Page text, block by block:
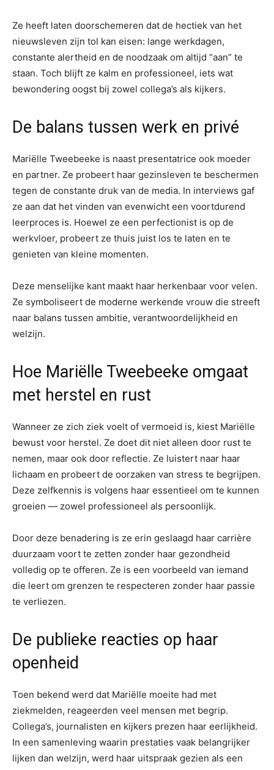
Ze heeft laten doorschemeren dat de hectiek van het
nieuwsleven zijn tol kan eisen: lange werkdagen,
constante alertheid en de noodzaak om altijd “aan” te
staan. Toch blijft ze kalm en professioneel, iets wat
bewondering oogst bij zowel collega’s als kijkers.
De balans tussen werk en privé
Mariëlle Tweebeeke is naast presentatrice ook moeder
en partner. Ze probeert haar gezinsleven te beschermen
tegen de constante druk van de media. In interviews gaf
ze aan dat het vinden van evenwicht een voortdurend
leerproces is. Hoewel ze een perfectionist is op de
werkvloer, probeert ze thuis juist los te laten en te
genieten van kleine momenten.
Deze menselijke kant maakt haar herkenbaar voor velen.
Ze symboliseert de moderne werkende vrouw die streeft
naar balans tussen ambitie, verantwoordelijkheid en
welzijn.
Hoe Mariëlle Tweebeeke omgaat
met herstel en rust
Wanneer ze zich ziek voelt of vermoeid is, kiest Mariëlle
bewust voor herstel. Ze doet dit niet alleen door rust te
nemen, maar ook door reflectie. Ze luistert naar haar
lichaam en probeert de oorzaken van stress te begrijpen.
Deze zelfkennis is volgens haar essentieel om te kunnen
groeien — zowel professioneel als persoonlijk.
Door deze benadering is ze erin geslaagd haar carrière
duurzaam voort te zetten zonder haar gezondheid
volledig op te offeren. Ze is een voorbeeld van iemand
die leert om grenzen te respecteren zonder haar passie
te verliezen.
De publieke reacties op haar
openheid
Toen bekend werd dat Mariëlle moeite had met
ziekmelden, reageerden veel mensen met begrip.
Collega’s, journalisten en kijkers prezen haar eerlijkheid.
In een samenleving waarin prestaties vaak belangrijker
lijken dan welzijn, werd haar uitspraak gezien als een